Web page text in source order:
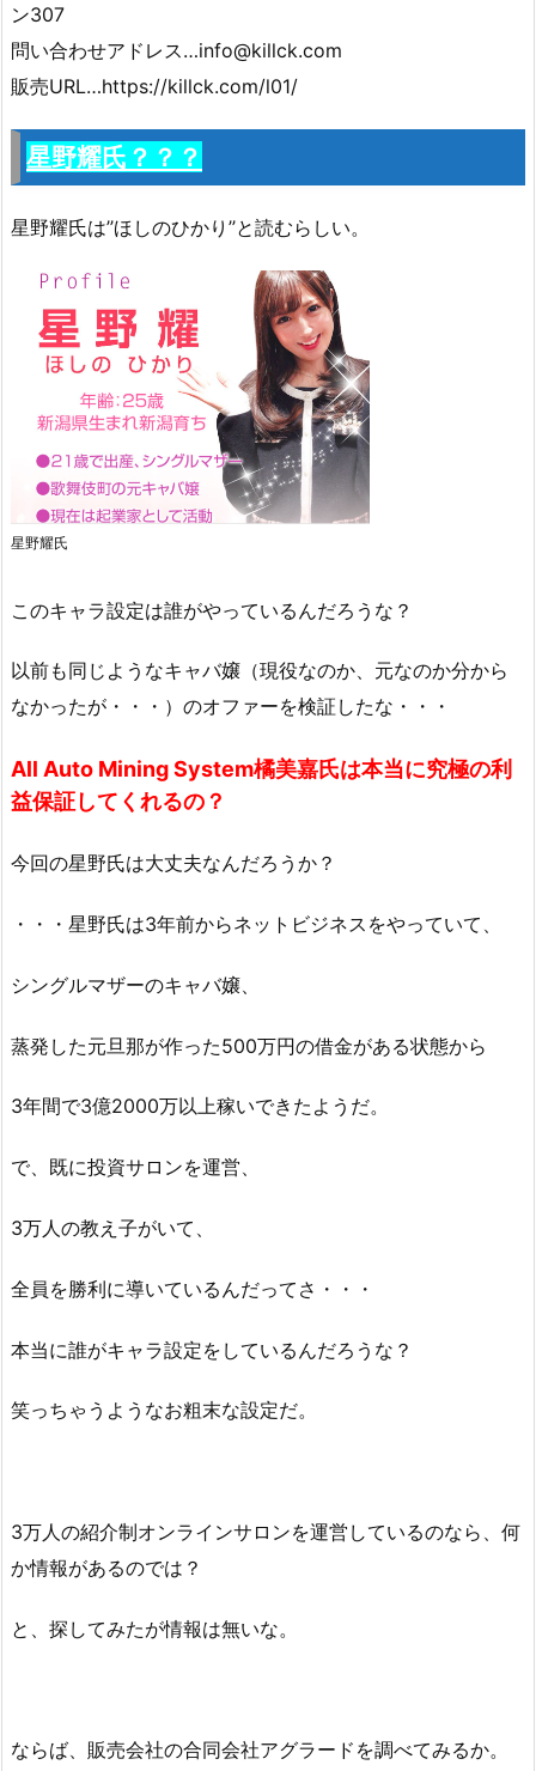
ン307
問い合わせアドレス…info@killck.com
販売URL…https://killck.com/l01/
星野耀氏？？？
星野耀氏は’’ほしのひかり’’と読むらしい。
星野耀氏
このキャラ設定は誰がやっているんだろうな？
以前も同じようなキャバ嬢（現役なのか、元なのか分から
なかったが・・・）のオファーを検証したな・・・
All Auto Mining System橘美嘉氏は本当に究極の利
益保証してくれるの？
今回の星野氏は大丈夫なんだろうか？
・・・星野氏は3年前からネットビジネスをやっていて、
シングルマザーのキャバ嬢、
蒸発した元旦那が作った500万円の借金がある状態から
3年間で3億2000万以上稼いできたようだ。
で、既に投資サロンを運営、
3万人の教え子がいて、
全員を勝利に導いているんだってさ・・・
本当に誰がキャラ設定をしているんだろうな？
笑っちゃうようなお粗末な設定だ。
3万人の紹介制オンラインサロンを運営しているのなら、何
か情報があるのでは？
と、探してみたが情報は無いな。
ならば、販売会社の合同会社アグラードを調べてみるか。